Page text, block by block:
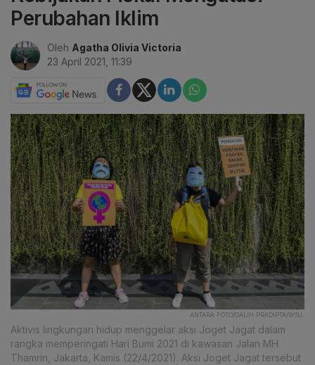
Perubahan Iklim
Oleh Agatha Olivia Victoria
23 April 2021, 11:39
ANTARA FOTO/GALIH PRADIPTA/WSJ.
Aktivis lingkungan hidup menggelar aksi Joget Jagat dalam
rangka memperingati Hari Bumi 2021 di kawasan Jalan MH
Thamrin, Jakarta, Kamis (22/4/2021). Aksi Joget Jagat tersebut